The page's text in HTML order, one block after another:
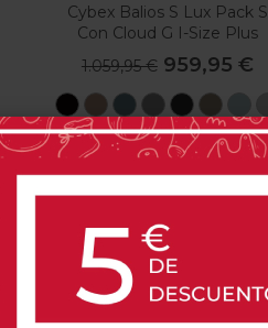
Cybex Balios S Lux Pack S
Con Cloud G I-Size Plus
1.059,95 € 959,95 €
Moon
Black
Almond
Beige
Stormy
Blue
Stone
Grey
Moon
BlackBeige
0 opinión(es)
Comprar
-